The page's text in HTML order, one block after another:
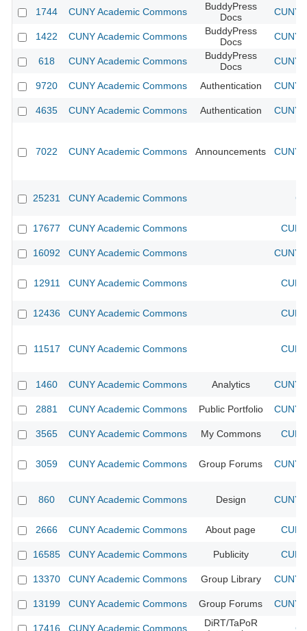
1744 CUNY Academic Commons
BuddyPress
Docs
CUNY
1422 CUNY Academic Commons
BuddyPress
Docs
CUNY
618 CUNY Academic Commons
BuddyPress
Docs
CUNY
9720 CUNY Academic Commons Authentication CUNY
4635 CUNY Academic Commons Authentication CUNY
7022 CUNY Academic Commons Announcements CUNY
25231 CUNY Academic Commons
17677 CUNY Academic Commons
16092 CUNY Academic Commons CUNY
12911 CUNY Academic Commons
12436 CUNY Academic Commons
11517 CUNY Academic Commons
1460 CUNY Academic Commons Analytics CUNY
2881 CUNY Academic Commons Public Portfolio CUNY
3565 CUNY Academic Commons My Commons
3059 CUNY Academic Commons Group Forums CUNY
860 CUNY Academic Commons Design CUNY
2666 CUNY Academic Commons About page
16585 CUNY Academic Commons Publicity
13370 CUNY Academic Commons Group Library CUNY
13199 CUNY Academic Commons Group Forums CUNY
17416 CUNY Academic Commons
DiRT/TaPoR